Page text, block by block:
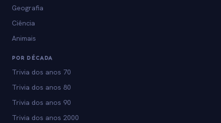
Geografia
Ciência
Animais
POR DÉCADA
Trivia dos anos 70
Trivia dos anos 80
Trivia dos anos 90
Trivia dos anos 2000